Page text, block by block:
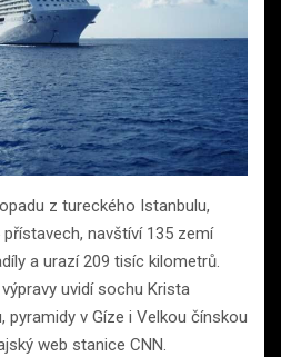
z tureckého Istanbulu,
navštíví 135 zemí
a urazí 209 tisíc kilometrů.
uvidí sochu Krista
pyramidy v Gíze i Velkou čínskou
web stanice CNN.